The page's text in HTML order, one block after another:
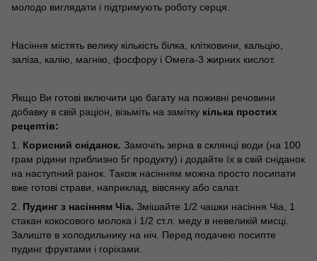
молодо виглядати і підтримують роботу серця.
Насіння містять велику кількість білка, клітковини, кальцію,
заліза, калію, магнію, фосфору і Омега-3 жирних кислот.
Якщо Ви готові включити цю багату на поживні речовини
добавку в свій раціон, візьміть на замітку кілька простих
рецептів:
1. Корисний сніданок. Замочіть зерна в склянці води (на 100
грам рідини приблизно 5г продукту) і додайте їх в свій сніданок
на наступний ранок. Також насінням можна просто посипати
вже готові страви, наприклад, вівсянку або салат.
2. Пудинг з насінням Чіа. Змішайте 1/2 чашки насіння Чіа, 1
стакан кокосового молока і 1/2 ст.л. меду в невеликій мисці.
Залиште в холодильнику на ніч. Перед подачею посипте
пудинг фруктами і горіхами.